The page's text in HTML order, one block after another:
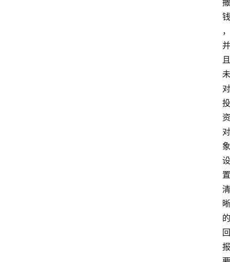
撒
钱
，
并
且
未
对
投
资
对
象
设
置
清
晰
的
回
报